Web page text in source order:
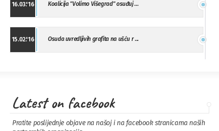
16.03.'16 Koalicija "Volimo Višegrad" osuđuj ...
15.02.'16 Osuda uvredljivih grafita na ušću r ...
13.11.'15 Osuda napada u Drvaru
Latest on facebook
Pratite poslijednje objave na našoj i na facebook stranicama naših